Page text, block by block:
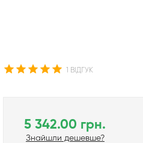
1 ВІДГУК
5 342.00 грн.
Знайшли дешевше?